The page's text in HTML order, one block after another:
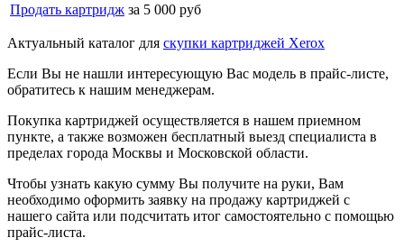
Продать картридж за 5 000 руб
Актуальный каталог для скупки картриджей Xerox
Если Вы не нашли интересующую Вас модель в прайс-листе,
обратитесь к нашим менеджерам.
Покупка картриджей осуществляется в нашем приемном
пункте, а также возможен бесплатный выезд специалиста в
пределах города Москвы и Московской области.
Чтобы узнать какую сумму Вы получите на руки, Вам
необходимо оформить заявку на продажу картриджей с
нашего сайта или подсчитать итог самостоятельно с помощью
прайс-листа.